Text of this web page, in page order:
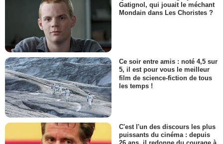
Gatignol, qui jouait le méchant
Mondain dans Les Choristes ?
Ce soir entre amis : noté 4,5 sur
5, il est pour vous le meilleur
film de science-fiction de tous
les temps !
C'est l'un des discours les plus
puissants du cinéma : depuis